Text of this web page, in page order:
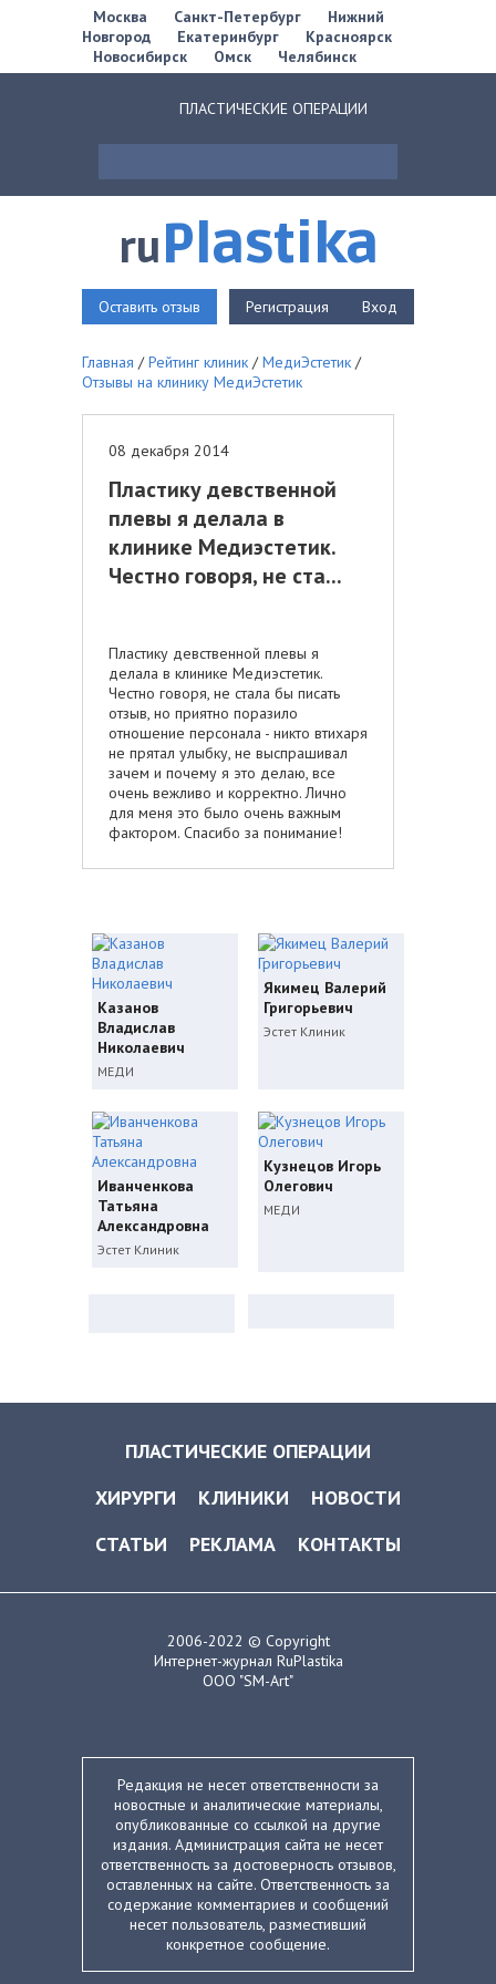
Москва Санкт-Петербург
Нижний
Новгород
Екатеринбург
Красноярск
Новосибирск
Омск Челябинск
ПЛАСТИЧЕСКИЕ ОПЕРАЦИИ
ruPlastika
Оставить отзыв Регистрация Вход
Главная /Рейтинг клиник /МедиЭстетик /
Отзывы на клинику МедиЭстетик
08 декабря 2014
Пластику девственной
плевы я делала в
клинике Медиэстетик.
Честно говоря, не ста...
Пластику девственной плевы я
делала в клинике Медиэстетик.
Честно говоря, не стала бы писать
отзыв, но приятно поразило
отношение персонала - никто втихаря
не прятал улыбку, не выспрашивал
зачем и почему я это делаю, все
очень вежливо и корректно. Лично
для меня это было очень важным
фактором. Спасибо за понимание!
Казанов
Владислав
Николаевич
МЕДИ
Якимец Валерий
Григорьевич
Эстет Клиник
Иванченкова
Татьяна
Александровна
Эстет Клиник
Кузнецов Игорь
Олегович
МЕДИ
ПЛАСТИЧЕСКИЕ ОПЕРАЦИИ
ХИРУРГИ
КЛИНИКИ
НОВОСТИ
СТАТЬИ
РЕКЛАМА КОНТАКТЫ
2006-2022 © Copyright
Интернет-журнал RuPlastika
ООО "SM-Art"
Редакция не несет ответственности за
новостные и аналитические материалы,
опубликованные со ссылкой на другие
издания. Администрация сайта не несет
ответственность за достоверность отзывов,
оставленных на сайте. Ответственность за
содержание комментариев и сообщений
несет пользователь, разместивший
конкретное сообщение.